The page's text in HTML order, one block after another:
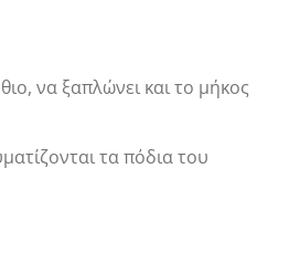
να ξαπλώνει και το μήκος
τα πόδια του